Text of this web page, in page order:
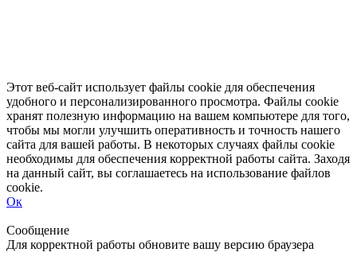
Этот веб-сайт использует файлы cookie для обеспечения
удобного и персонализированного просмотра. Файлы cookie
хранят полезную информацию на вашем компьютере для того,
чтобы мы могли улучшить оперативность и точность нашего
сайта для вашей работы. В некоторых случаях файлы cookie
необходимы для обеспечения корректной работы сайта. Заходя
на данный сайт, вы соглашаетесь на использование файлов
cookie.
Ок
Сообщение
Для корректной работы обновите вашу версию браузера